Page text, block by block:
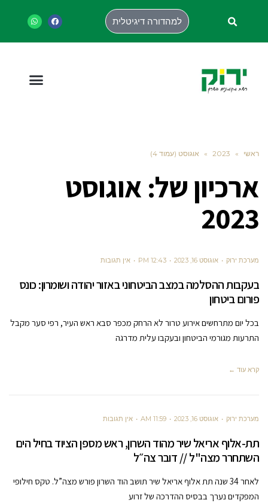
למהדורה דיגיטלית
ראשי »
2023
» אוגוסט (עמוד 4)
ארכיון של: אוגוסט
2023
מערכת ירוק אוגוסט 16, 2023 12:43 PM אין תגובות
בעקבות ההסלמה במצב הביטחוני באזור יהודה ושומרון: כונס
פורום ביטחון
בכל יום מתרחשים אירוע טרור לא הרחק מכפר סבא ראש העיר, רפי סער מקבל
התרעות מגורמי הביטחון ובעקבו עלית מדרגה
קרא עוד ←
מערכת ירוק אוגוסט 16, 2023 11:59 AM אין תגובות
תת-אלוף אריאל שיר מהוד השרון, ראש מספן הציוד בחיל הים
השתחרר מצה"ל // דובר צה״ל
לאחר 34 שנה תת אלוף אריאל שיר תושב הוד השרון פורש מצה”ל. טקס חילופי
המפקדים נערך בבסיס ההדרכה של זרוע